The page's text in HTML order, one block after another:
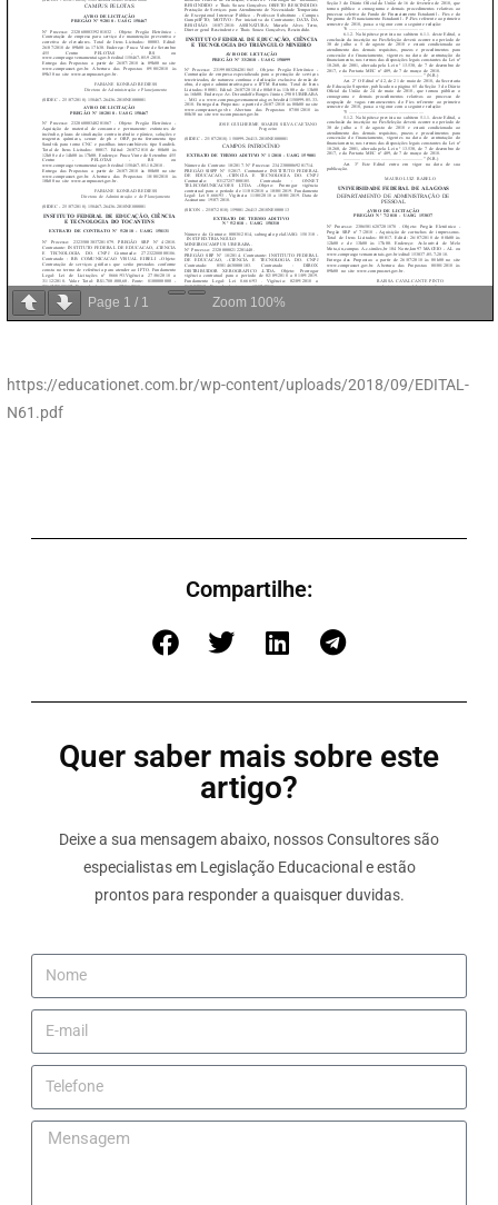
Page 1 / 1 Zoom 100%
https://educationet.com.br/wp-content/uploads/2018/09/EDITAL-
N61.pdf
Compartilhe:
Quer saber mais sobre este
artigo?
Deixe a sua mensagem abaixo, nossos Consultores são
especialistas em Legislação Educacional e estão
prontos para responder a quaisquer duvidas.